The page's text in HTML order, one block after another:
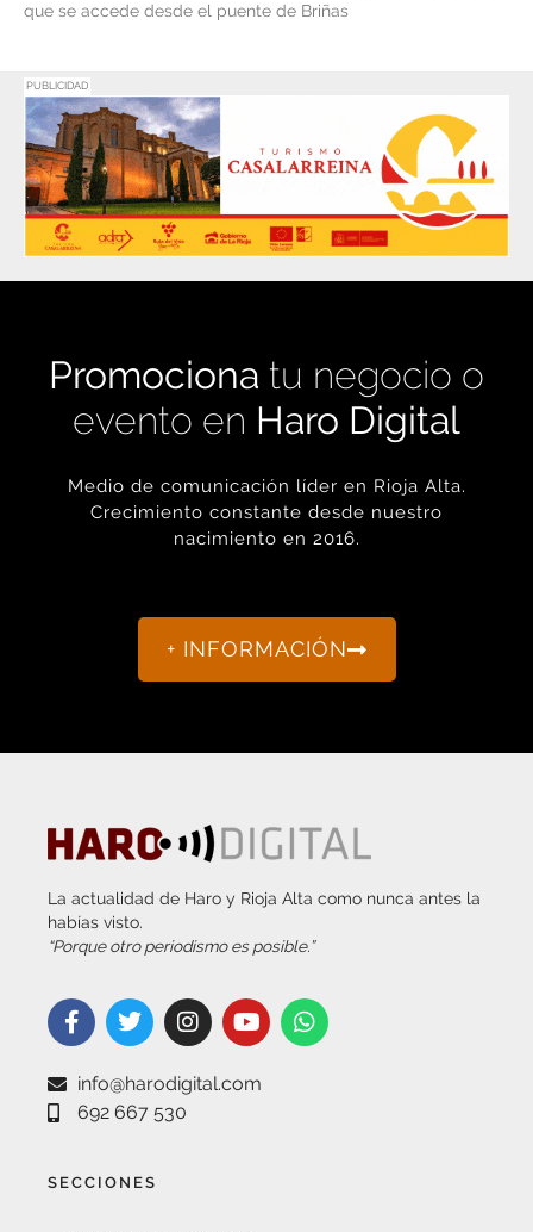
que se accede desde el puente de Briñas
PUBLICIDAD
Promociona tu negocio o
evento en Haro Digital
Medio de comunicación líder en Rioja Alta.
Crecimiento constante desde nuestro
nacimiento en 2016.
+ INFORMACIÓN
La actualidad de Haro y Rioja Alta como nunca antes la
habías visto.
“Porque otro periodismo es posible.”
info@harodigital.com
692 667 530
SECCIONES